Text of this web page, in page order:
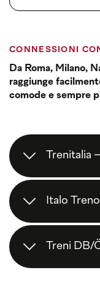
CONNESSIONI
Da Roma, Milano,
raggiunge
comode e sempre
Trenitalia
arrivare
Italo Treno
Verona,
viaggiare
Treni DB/